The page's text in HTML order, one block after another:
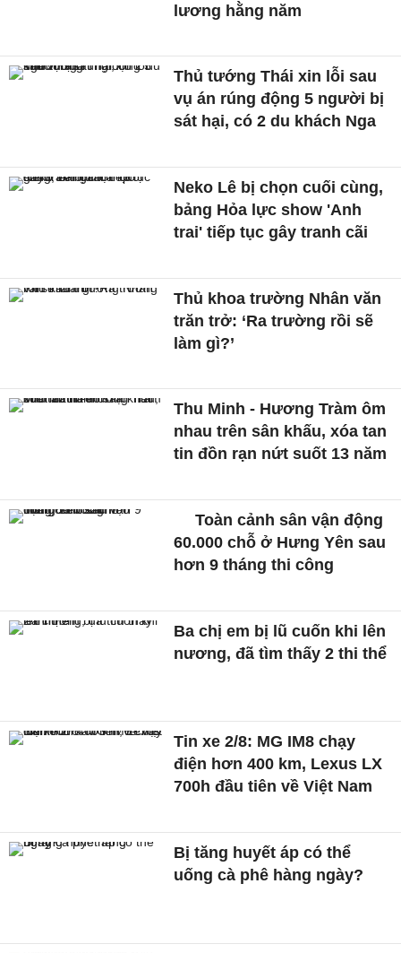
lương hằng năm
Thủ tướng Thái xin lỗi sau
vụ án rúng động 5 người bị
sát hại, có 2 du khách Nga
Neko Lê bị chọn cuối cùng,
bảng Hỏa lực show 'Anh
trai' tiếp tục gây tranh cãi
Thủ khoa trường Nhân văn
trăn trở: ‘Ra trường rồi sẽ
làm gì?’
Thu Minh - Hương Tràm ôm
nhau trên sân khấu, xóa tan
tin đồn rạn nứt suốt 13 năm
Toàn cảnh sân vận động
60.000 chỗ ở Hưng Yên sau
hơn 9 tháng thi công
Ba chị em bị lũ cuốn khi lên
nương, đã tìm thấy 2 thi thể
Tin xe 2/8: MG IM8 chạy
điện hơn 400 km, Lexus LX
700h đầu tiên về Việt Nam
Bị tăng huyết áp có thể
uống cà phê hàng ngày?